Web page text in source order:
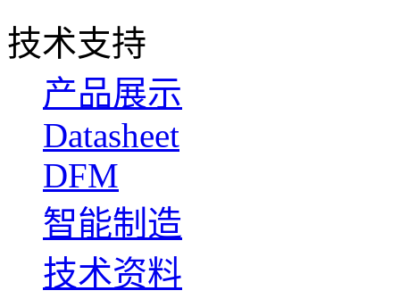
技术支持
产品展示
Datasheet
DFM
智能制造
技术资料